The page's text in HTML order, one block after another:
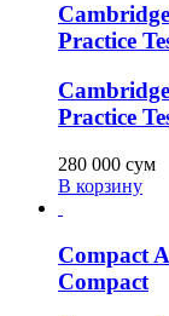
Practice
Practice
280 000 сум
В корзину
Compact
Compact